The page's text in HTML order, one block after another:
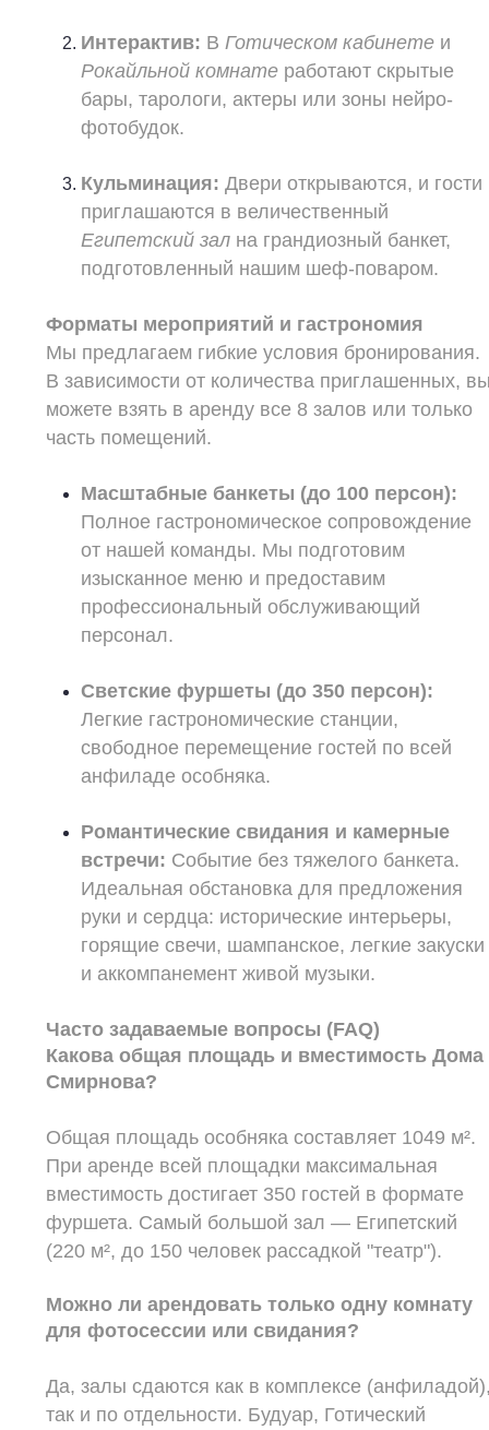
Интерактив: ВГотическом кабинете и
Рокайльной комнате работают скрытые
бары, тарологи, актеры или зоны нейро-
фотобудок.
Кульминация: Двери открываются, и гости
приглашаются в величественный
Египетский зал на грандиозный банкет,
подготовленный нашим шеф-поваром.
Форматы мероприятий и гастрономия
Мы предлагаем гибкие условия бронирования.
В зависимости от количества приглашенных,
можете взять в аренду все 8 залов или только
часть помещений.
Масштабные банкеты (до 100 персон):
Полное гастрономическое сопровождение
от нашей команды. Мы подготовим
изысканное меню и предоставим
профессиональный обслуживающий
персонал.
Светские фуршеты (до 350 персон):
Легкие гастрономические станции,
свободное перемещение гостей по всей
анфиладе особняка.
Романтические свидания и камерные
встречи: Событие без тяжелого банкета.
Идеальная обстановка для предложения
руки и сердца: исторические интерьеры,
горящие свечи, шампанское, легкие закуски
и аккомпанемент живой музыки.
Часто задаваемые вопросы (FAQ)
Какова общая площадь и вместимость Дома
Смирнова?
Общая площадь особняка составляет 1049 м².
При аренде всей площадки максимальная
вместимость достигает 350 гостей в формате
фуршета. Самый большой зал — Египетский
(220 м², до 150 человек рассадкой "театр").
Можно ли арендовать только одну комнату
для фотосессии или свидания?
Да, залы сдаются как в комплексе
так и по отдельности. Будуар, Готический